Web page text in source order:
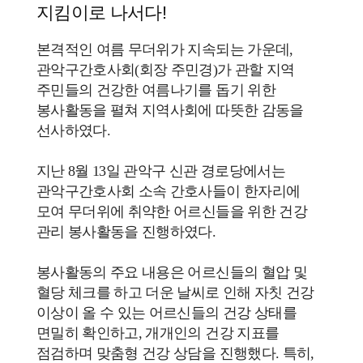
지킴이로 나서다!
본격적인 여름 무더위가 지속되는 가운데,
관악구간호사회(회장 주민경)가 관할 지역
주민들의 건강한 여름나기를 돕기 위한
봉사활동을 펼쳐 지역사회에 따뜻한 감동을
선사하였다.
지난 8월 13일 관악구 신관 경로당에서는
관악구간호사회 소속 간호사들이 한자리에
모여 무더위에 취약한 어르신들을 위한 건강
관리 봉사활동을 진행하였다.
봉사활동의 주요 내용은 어르신들의 혈압 및
혈당 체크를 하고 더운 날씨로 인해 자칫 건강
이상이 올 수 있는 어르신들의 건강 상태를
면밀히 확인하고, 개개인의 건강 지표를
점검하며 맞춤형 건강 상담을 진행했다. 특히,